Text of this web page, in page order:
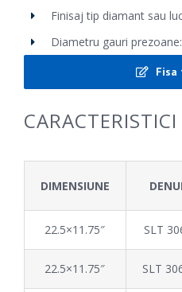
Finisaj tip diamant sau
Diametru gauri
Fisa
CARACTERISTICI
DIMENSIUNE
22.5×11.75″ SLT
22.5×11.75″ SLT